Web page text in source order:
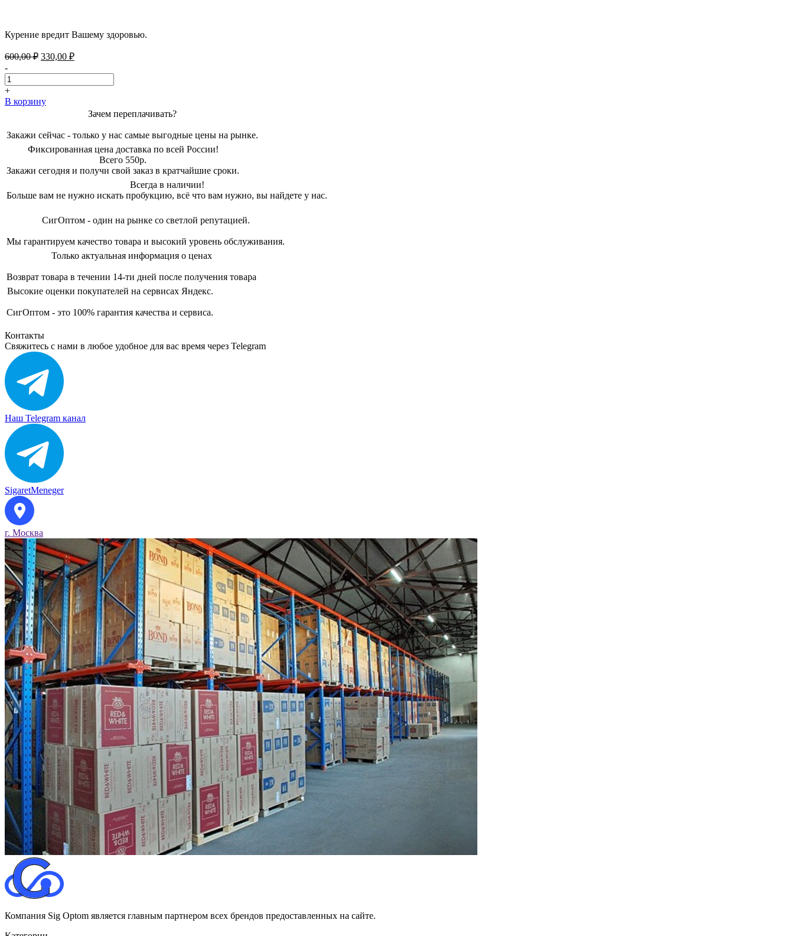
Курение вредит Вашему здоровью.
600,00₽ Первоначальная
составляла
600,00 ₽.
330,00 ₽Текущая
330,00 ₽.
-
+
В корзину
Зачем переплачивать?
Закажи сейчас - только у нас самые выгодные цены на рынке.
Фиксированная цена доставка по всей России!
Всего 550р.
Закажи сегодня и получи свой заказ в кратчайшие сроки.
Всегда в наличии!
Больше вам не нужно искать пробукцию, всё что вам нужно, вы найдете у нас.
СигОптом - один на рынке со светлой репутацией.
Мы гарантируем качество товара и высокий уровень обслуживания.
Только актуальная информация о ценах
Возврат товара в течении 14-ти дней после получения товара
Высокие оценки покупателей на сервисах Яндекс.
СигОптом - это 100% гарантия качества и сервиса.
Контакты
Свяжитесь с нами в любое удобное для вас время через Telegram
Наш Telegram канал
SigaretMeneger
г. Москва
Компания Sig Optom является главным партнером всех брендов предоставленных на сайте.